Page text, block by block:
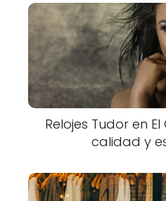
Relojes Tudor en
calidad y